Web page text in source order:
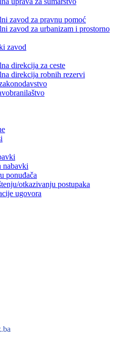
zavod za pravnu pomoć
zavod za urbanizam i prostorno
zavod
direkcija za ceste
direkcija robnih rezervi
nabavki
ponuđača
otkazivanju postupaka
ugovora